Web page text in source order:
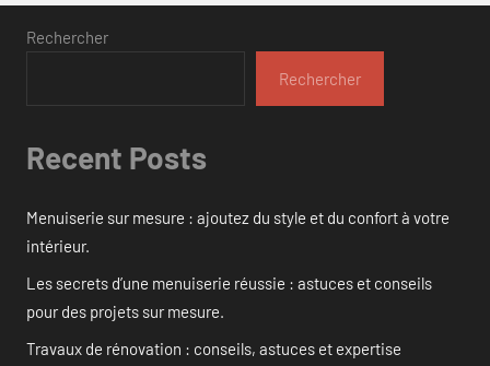
Rechercher
Rechercher
Recent Posts
Menuiserie sur mesure : ajoutez du style et du confort à votre
intérieur.
Les secrets d’une menuiserie réussie : astuces et conseils
pour des projets sur mesure.
Travaux de rénovation : conseils, astuces et expertise